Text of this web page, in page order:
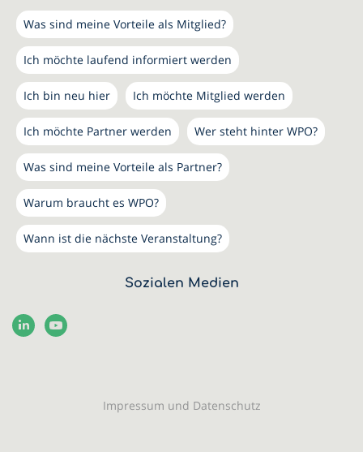
Was sind meine Vorteile als Mitglied?
Ich möchte laufend informiert werden
Ich bin neu hier Ich möchte Mitglied werden
Ich möchte Partner werden Wer steht hinter WPO?
Was sind meine Vorteile als Partner?
Warum braucht es WPO?
Wann ist die nächste Veranstaltung?
Sozialen Medien
Impressum und Datenschutz